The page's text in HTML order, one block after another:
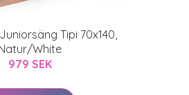
Tipi 70x140,
White
979 SEK